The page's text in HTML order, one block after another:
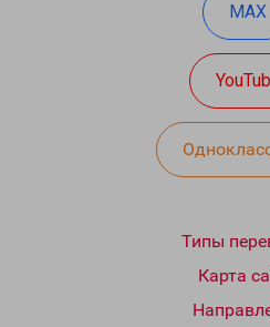
MAX
Типы
Карта